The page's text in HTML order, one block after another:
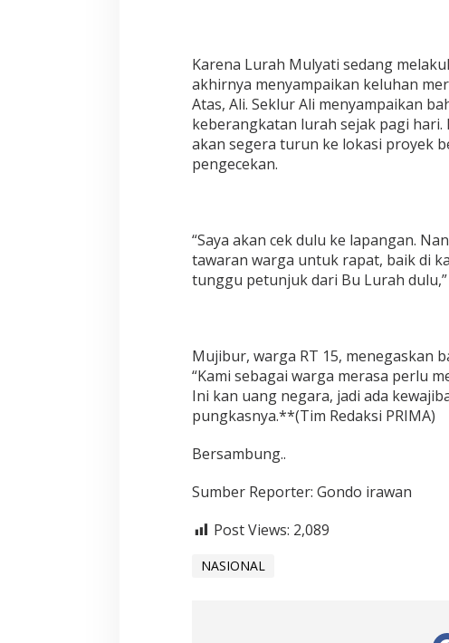
Karena Lurah Mulyati sedang
akhirnya menyampaikan keluhan
Atas, Ali. Seklur Ali menyampaikan
keberangkatan lurah sejak pagi
akan segera turun ke lokasi proyek
pengecekan.
“Saya akan cek dulu ke lapangan.
tawaran warga untuk rapat, baik di
tunggu petunjuk dari Bu Lurah
Mujibur, warga RT 15, menegaskan
“Kami sebagai warga merasa perlu
Ini kan uang negara, jadi ada
pungkasnya.**(Tim Redaksi PRIMA)
Bersambung..
Sumber Reporter: Gondo irawan
Post Views: 2,089
NASIONAL